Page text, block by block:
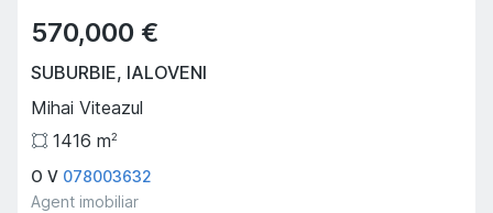
570,000 €
SUBURBIE, IALOVENI
Mihai Viteazul
1416 m2
O V 078003632
Agent imobiliar